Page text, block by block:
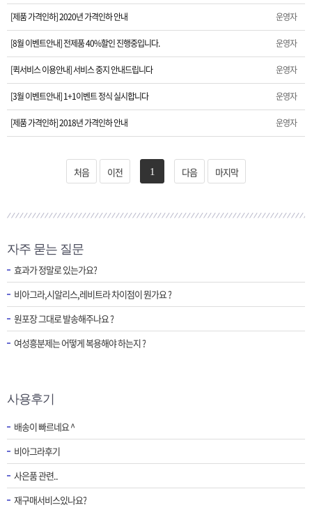
[카드 결제 안내] 3월1일부터 카드결제가 일시 정지됩니다
[후기글 이벤트안내] 후기 게시판 글작성 이벤트 실시
[제품 가격인하] 2020년 가격인하 안내
[8월 이벤트안내] 전제품 40%할인 진행중입니다.
[3월 이벤트안내] 1+1이벤트 정식 실시합니다
[제품 가격인하] 2018년 가격인하 안내
[제헌절]7월17일 제헌절 택배사 휴무안내
[제품 가격인하] 2020년 가격인하 안내 운영자
[8월 이벤트안내] 전제품 40%할인 진행중입니다. 운영자
[퀵서비스 이용안내] 서비스 중지 안내드립니다 운영자
[3월 이벤트안내] 1+1이벤트 정식 실시합니다 운영자
[제품 가격인하] 2018년 가격인하 안내 운영자
처음 이전 1 다음 마지막
자주 묻는 질문
효과가 정말로 있는가요?
비아그라,시알리스,레비트라 차이점이 뭔가요 ?
원포장 그대로 발송해주나요 ?
여성흥분제는 어떻게 복용해야 하는지 ?
사용후기
배송이 빠르네요 ^
비아그라후기
사은품 관련..
재구매서비스있나요?